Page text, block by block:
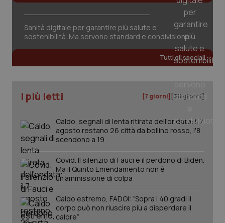
Sanità digitale per garantire più salute e
sostenibilità. Ma servono standard e condivisione
Tutti gli speciali
I più letti [7 giorni] [30 giorni]
Caldo, segnali di lenta ritirata dell'ondata: il 7
agosto restano 26 città da bollino rosso, l'8
scendono a 19
Covid. Il silenzio di Fauci e il perdono di Biden.
Ma il Quinto Emendamento non è
un’ammissione di colpa
Caldo estremo, FADOI: “Sopra i 40 gradi il
corpo può non riuscire più a disperdere il
calore”
www.quotidianosanita.it